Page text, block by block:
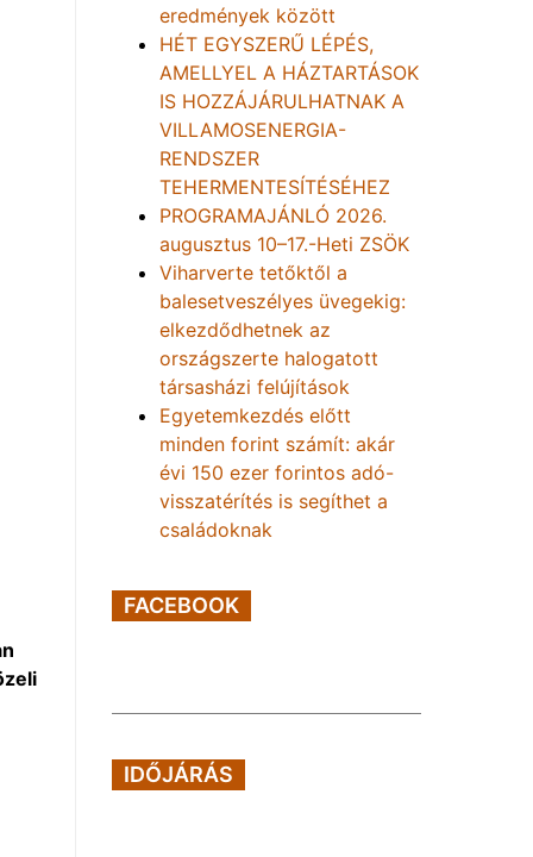
eredmények között
HÉT EGYSZERŰ LÉPÉS,
AMELLYEL A HÁZTARTÁSOK
IS HOZZÁJÁRULHATNAK A
VILLAMOSENERGIA-
RENDSZER
TEHERMENTESÍTÉSÉHEZ
PROGRAMAJÁNLÓ 2026.
augusztus 10–17.-Heti ZSÖK
Viharverte tetőktől a
balesetveszélyes üvegekig:
elkezdődhetnek az
országszerte halogatott
társasházi felújítások
Egyetemkezdés előtt
minden forint számít: akár
évi 150 ezer forintos adó-
visszatérítés is segíthet a
családoknak
FACEBOOK
IDŐJÁRÁS